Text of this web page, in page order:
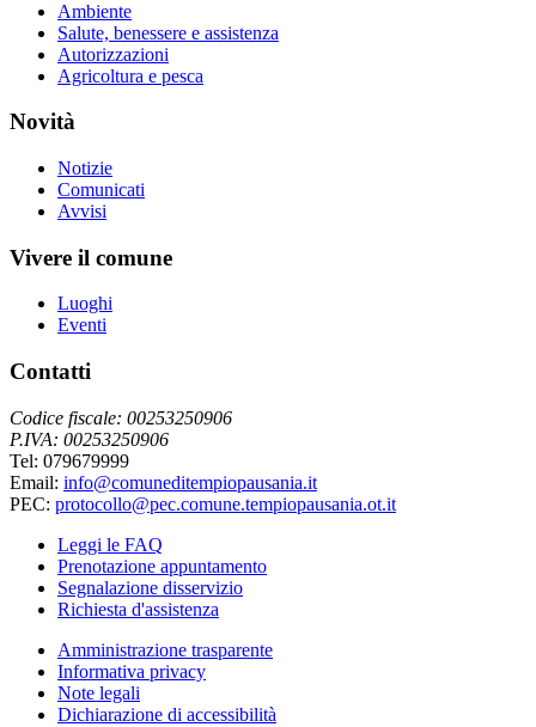
Ambiente
Salute, benessere e assistenza
Autorizzazioni
Agricoltura e pesca
Novità
Notizie
Comunicati
Avvisi
Vivere il comune
Luoghi
Eventi
Contatti
Codice fiscale: 00253250906
P.IVA: 00253250906
Tel: 079679999
Email: info@comuneditempiopausania.it
PEC: protocollo@pec.comune.tempiopausania.ot.it
Leggi le FAQ
Prenotazione appuntamento
Segnalazione disservizio
Richiesta d'assistenza
Amministrazione trasparente
Informativa privacy
Note legali
Dichiarazione di accessibilità